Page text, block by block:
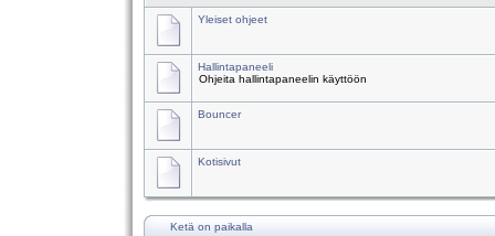
Yleiset ohjeet
Hallintapaneeli
Ohjeita hallintapaneelin käyttöön
Bouncer
Kotisivut
Ketä on paikalla